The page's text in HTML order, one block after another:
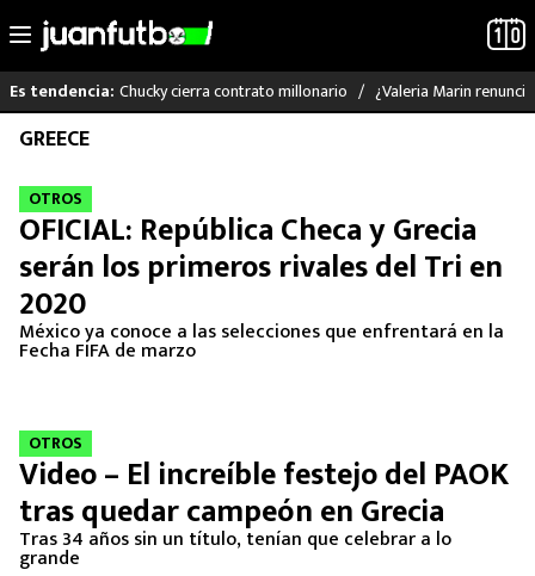
Saltar
contenido
Es tendencia: Chucky cierra contrato millonario ¿Valeria Marin
LO ÚLTIMO
LIGA MX
RAYADOS
PUMAS
SELECCIÓN MEXICANA
FUTBOL INTERNACIONAL
MEXICANOS EN EL EXTRANJERO
GREECE
OTROS
OFICIAL: República Checa y Grecia
serán los primeros rivales del Tri en
2020
México ya conoce a las selecciones que enfrentará en la
Fecha FIFA de marzo
OTROS
Video – El increíble festejo del PAOK
tras quedar campeón en Grecia
Tras 34 años sin un título, tenían que celebrar a lo
grande